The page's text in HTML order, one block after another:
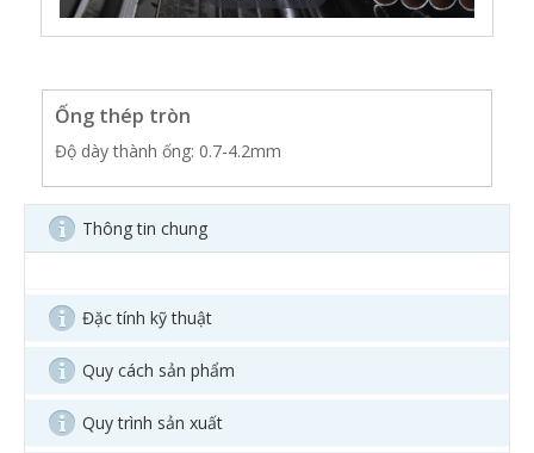
Ống thép tròn
Độ dày thành ống: 0.7-4.2mm
Thông tin chung
Đặc tính kỹ thuật
Quy cách sản phẩm
Quy trình sản xuất